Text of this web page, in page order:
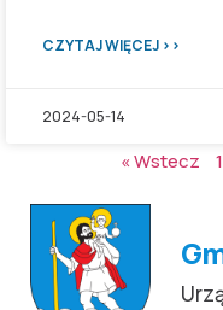
CZYTAJ WIĘCEJ >>
2024-05-14
« Wstecz 1